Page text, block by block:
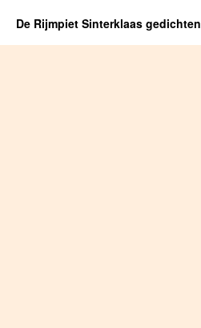
De Rijmpiet Sinterklaas gedichten